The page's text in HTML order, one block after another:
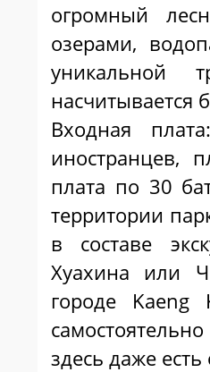
огромный
озерами,
уникальной
насчитывается
Входная
иностранцев,
плата по 30
территории
в составе
Хуахина или
городе
здесь даже